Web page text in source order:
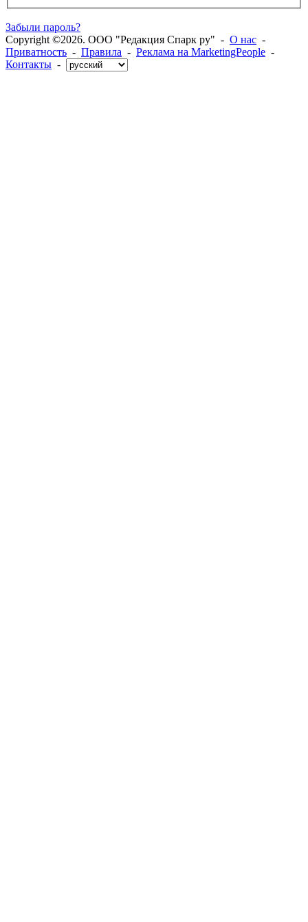
Забыли пароль?
Copyright ©2026. ООО "Редакция Спарк ру" - О нас -
Приватность - Правила - Реклама на MarketingPeople -
Контакты -